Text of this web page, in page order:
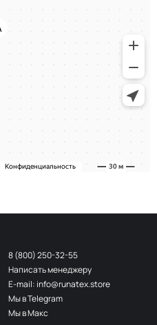
8 (800) 250-32-55
Написать менеджеру
E-mail: info@runatex.store
Мы в Telegram
Мы в Макс